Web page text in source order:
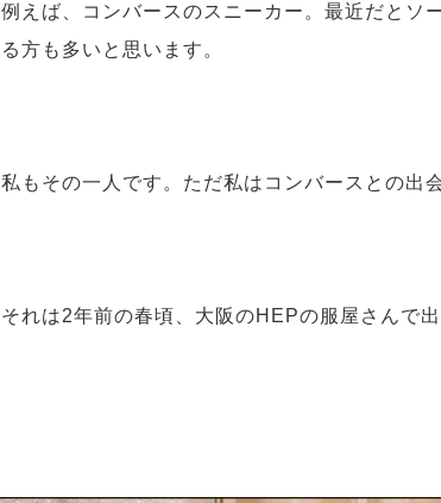
例えば、コンバースのスニーカー。最近だとソ
る方も多いと思います。
私もその一人です。ただ私はコンバースとの出
それは2年前の春頃、大阪のHEPの服屋さんで